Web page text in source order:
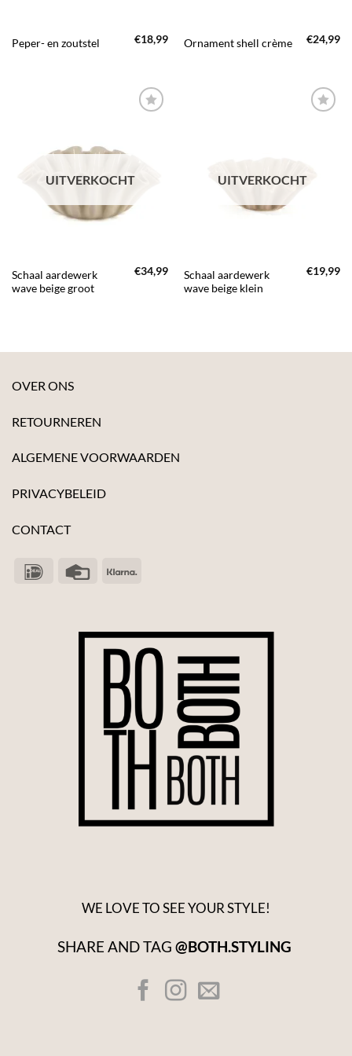
Peper- en zoutstel €18,99 Ornament shell crème €24,99
TOEVOEGEN
UITVERKOCHT
Schaal aardewerk
wave beige groot
€34,99
AAN JOUW
UITVERKOCHT
Schaal aardewerk
wave beige klein
€19,99
OVER ONS
RETOURNEREN
ALGEMENE VOORWAARDEN
PRIVACYBELEID
CONTACT
WE LOVE TO SEE YOUR STYLE!
SHARE AND TAG @BOTH.STYLING